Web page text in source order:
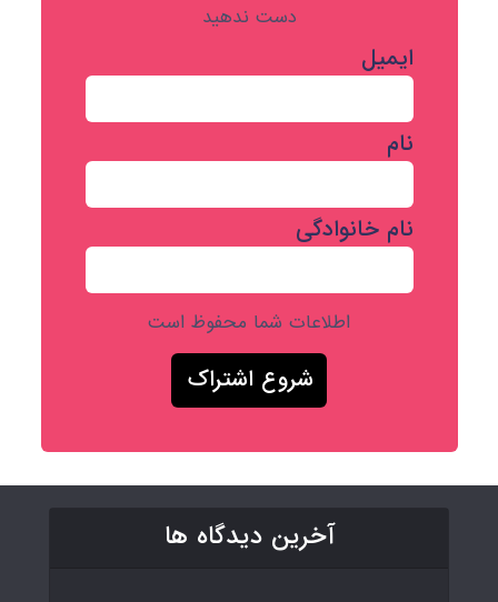
دست ندهید
ایمیل
نام
نام خانوادگی
اطلاعات شما محفوظ است
آخرین دیدگاه ها